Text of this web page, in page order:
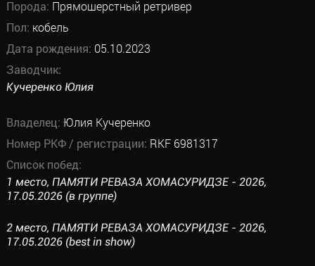
Порода: Прямошерстный ретривер
Пол: кобель
Дата рождения: 05.10.2023
Заводчик:
Кучеренко Юлия
Владелец: Юлия Кучеренко
Номер РКФ / регистрации: RKF 6981317
Список побед:
1 место, ПАМЯТИ РЕВАЗА ХОМАСУРИДЗЕ - 2026,
17.05.2026 (в группе)
2 место, ПАМЯТИ РЕВАЗА ХОМАСУРИДЗЕ - 2026,
17.05.2026 (best in show)